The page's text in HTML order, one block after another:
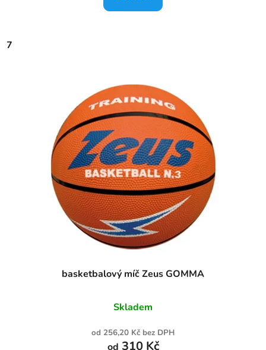
7
basketbalový míč Zeus GOMMA
Skladem
od 256,20 Kč bez DPH
od 310 Kč